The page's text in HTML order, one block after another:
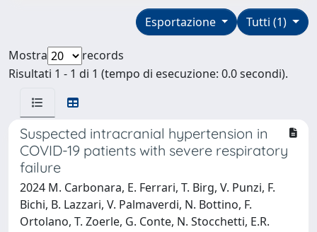
Tutti (1)
Esportazione
Mostra
records
Risultati 1 - 1 di 1 (tempo di esecuzione: 0.0 secondi).
Suspected intracranial hypertension in
COVID-19 patients with severe respiratory
failure
2024 M. Carbonara, E. Ferrari, T. Birg, V. Punzi, F.
Bichi, B. Lazzari, V. Palmaverdi, N. Bottino, F.
Ortolano, T. Zoerle, G. Conte, N. Stocchetti, E.R.